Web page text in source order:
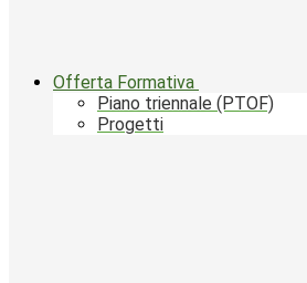
Offerta Formativa
Piano triennale (PTOF)
Progetti